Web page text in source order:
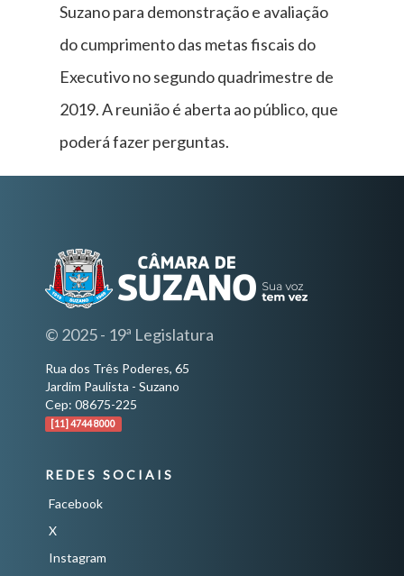
Suzano para demonstração e avaliação
do cumprimento das metas fiscais do
Executivo no segundo quadrimestre de
2019. A reunião é aberta ao público, que
poderá fazer perguntas.
© 2025 - 19ª Legislatura
Rua dos Três Poderes, 65
Jardim Paulista - Suzano
Cep: 08675-225
[11] 4744 8000
REDES SOCIAIS
Facebook
X
Instagram